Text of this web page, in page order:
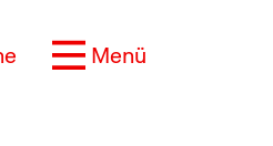
Menü